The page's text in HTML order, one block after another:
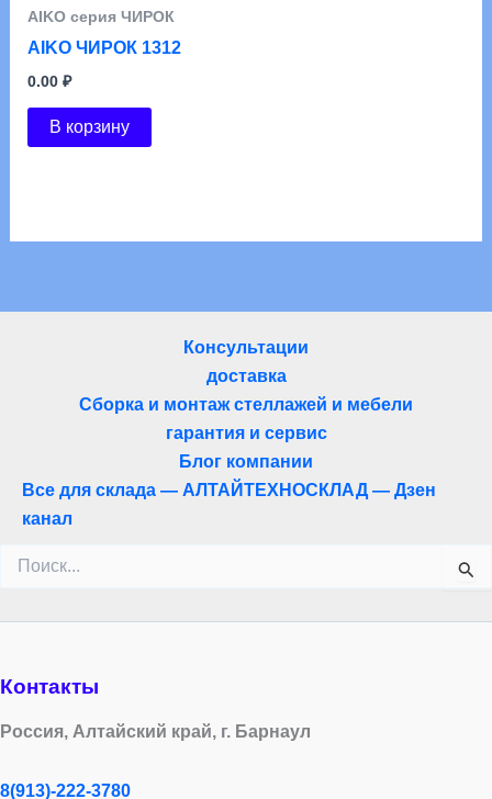
АIKO серия ЧИРОК
AIKO ЧИРОК 1312
0.00 ₽
В корзину
Консультации
доставка
Сборка и монтаж стеллажей и мебели
гарантия и сервис
Блог компании
Все для склада — АЛТАЙТЕХНОСКЛАД — Дзен
канал
Контакты
Россия, Алтайский край, г. Барнаул
8(913)-222-3780